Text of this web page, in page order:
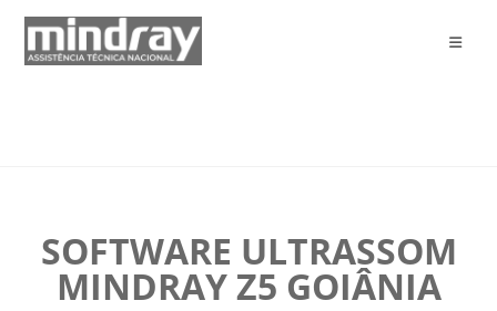
SOFTWARE ULTRASSOM
MINDRAY Z5 GOIÂNIA